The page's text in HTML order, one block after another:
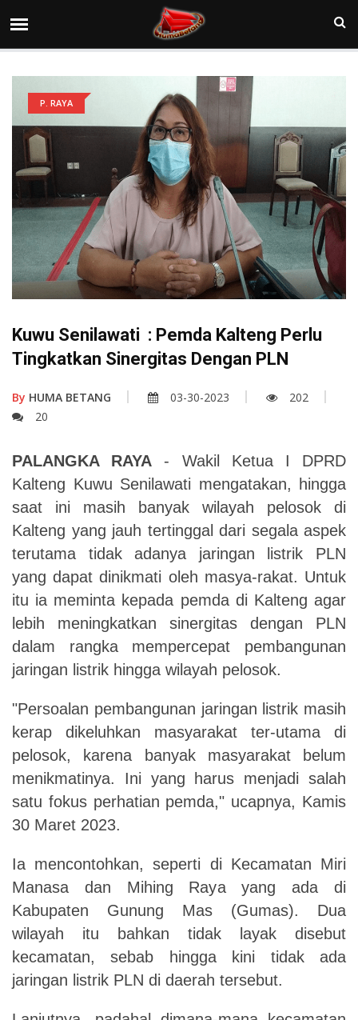
P. RAYA
Kuwu Senilawati : Pemda Kalteng Perlu
Tingkatkan Sinergitas Dengan PLN
By HUMA BETANG 03-30-2023
202
20
PALANGKA RAYA - Wakil Ketua I DPRD
Kalteng Kuwu Senilawati mengatakan, hingga
saat ini masih banyak wilayah pelosok di
Kalteng yang jauh tertinggal dari segala aspek
terutama tidak adanya jaringan listrik PLN
yang dapat dinikmati oleh masya-rakat. Untuk
itu ia meminta kepada pemda di Kaltengagar
lebih meningkatkan sinergitas dengan PLN
dalam rangka mempercepat pembangunan
jaringan listrik hingga wilayah pelosok.
"Persoalan pembangunan jaringan listrik masih
kerap dikeluhkan masyarakat ter-utama di
pelosok, karena banyak masyarakat belum
menikmatinya. Ini yang harus menjadi salah
satu fokus perhatian pemda," ucapnya, Kamis
30 Maret 2023.
Ia mencontohkan, seperti di Kecamatan Miri
Manasa dan Mihing Raya yang ada di
Kabupaten Gunung Mas (Gumas). Dua
wilayah itu bahkan tidak layak disebut
kecamatan, sebab hingga kini tidak ada
jaringan listrik PLN di daerah tersebut.